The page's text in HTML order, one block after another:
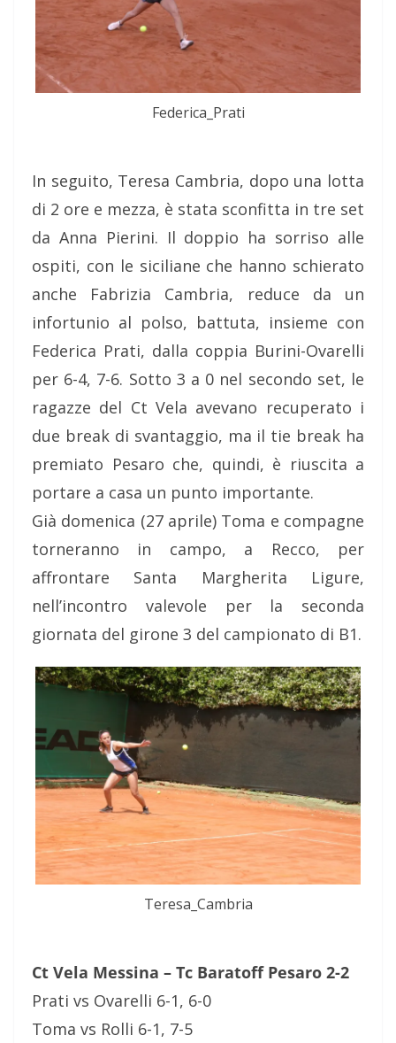
Federica_Prati
In seguito, Teresa Cambria, dopo una lotta
di 2 ore e mezza, è stata sconfitta in tre set
da Anna Pierini. Il doppio ha sorriso alle
ospiti, con le siciliane che hanno schierato
anche Fabrizia Cambria, reduce da un
infortunio al polso, battuta, insieme con
Federica Prati, dalla coppia Burini-Ovarelli
per 6-4, 7-6. Sotto 3 a 0 nel secondo set, le
ragazze del Ct Vela avevano recuperato i
due break di svantaggio, ma il tie break ha
premiato Pesaro che, quindi, è riuscita a
portare a casa un punto importante.
Già domenica (27 aprile) Toma e compagne
torneranno in campo, a Recco, per
affrontare Santa Margherita Ligure,
nell’incontro valevole per la seconda
giornata del girone 3 del campionato di B1.
Teresa_Cambria
Ct Vela Messina – Tc Baratoff Pesaro 2-2
Prati vs Ovarelli 6-1, 6-0
Toma vs Rolli 6-1, 7-5